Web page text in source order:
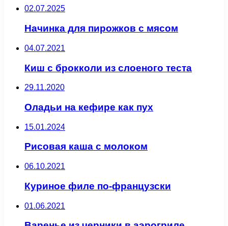
02.07.2025
Начинка для пирожков с мясом
04.07.2021
Киш с брокколи из слоеного теста
29.11.2020
Оладьи на кефире как пух
15.01.2024
Рисовая каша с молоком
06.10.2021
Куриное филе по-французски
01.06.2021